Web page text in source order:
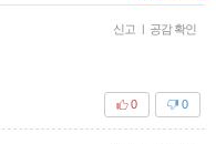
신고 | 공감 확인
0
0